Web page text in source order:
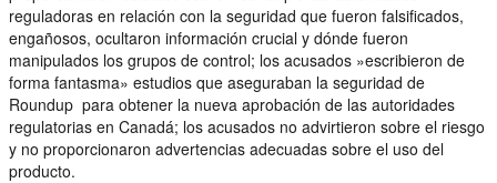
reguladoras en relación con la seguridad que fueron falsificados,
engañosos, ocultaron información crucial y dónde fueron
manipulados los grupos de control; los acusados ​​»escribieron de
forma fantasma» estudios que aseguraban la seguridad de
Roundup para obtener la nueva aprobación de las autoridades
regulatorias en Canadá; los acusados ​​no advirtieron sobre el riesgo
y no proporcionaron advertencias adecuadas sobre el uso del
producto.